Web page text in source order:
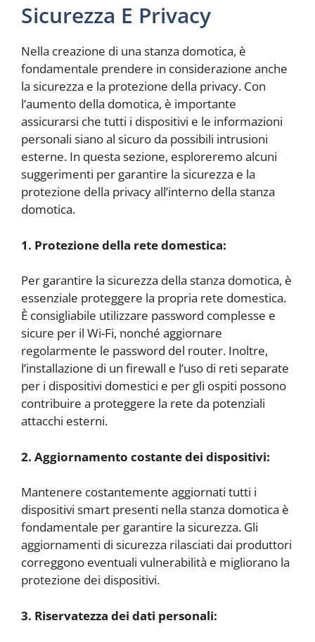
Sicurezza E Privacy
Nella creazione di una stanza domotica, è
fondamentale prendere in considerazione anche
la sicurezza e la protezione della privacy. Con
l’aumento della domotica, è importante
assicurarsi che tutti i dispositivi e le informazioni
personali siano al sicuro da possibili intrusioni
esterne. In questa sezione, esploreremo alcuni
suggerimenti per garantire la sicurezza e la
protezione della privacy all’interno della stanza
domotica.
1. Protezione della rete domestica:
Per garantire la sicurezza della stanza domotica, è
essenziale proteggere la propria rete domestica.
È consigliabile utilizzare password complesse e
sicure per il Wi-Fi, nonché aggiornare
regolarmente le password del router. Inoltre,
l’installazione di un firewall e l’uso di reti separate
per i dispositivi domestici e per gli ospiti possono
contribuire a proteggere la rete da potenziali
attacchi esterni.
2. Aggiornamento costante dei dispositivi:
Mantenere costantemente aggiornati tutti i
dispositivi smart presenti nella stanza domotica è
fondamentale per garantire la sicurezza. Gli
aggiornamenti di sicurezza rilasciati dai produttori
correggono eventuali vulnerabilità e migliorano la
protezione dei dispositivi.
3. Riservatezza dei dati personali: